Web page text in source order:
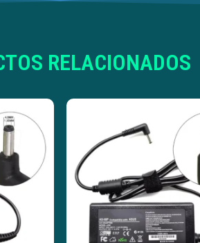
RELACIONADOS